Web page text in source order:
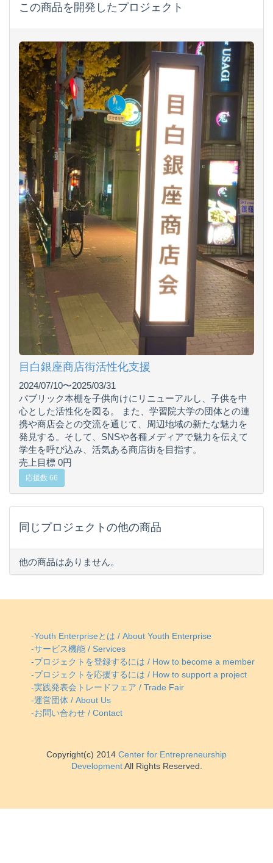
この商品を開発したプロジェクト
目白銀座商店街活性化支援
2024/07/10〜2025/03/31
パブリック本棚を子供向けにリニューアルし、子供を中
心とした活性化を図る。 また、学習院大学の団体との連
携や商店会との交流を通じて、周辺地域の新たな魅力を
発見する。そして、SNSや各種メディアで魅力を伝えて
学生を呼び込み、活気ある商店街を目指す。
売上目標 0円
応援数 66
同じプロジェクトの他の商品
他の商品はありません。
-Youth Enterpriseとは / About Youth Enterprise
-サービス機能 / Services
-プロジェクトを登録するには / How to become a member
-プロジェクトを応援するには / How to support a project
-実践発表会トレードフェア / Trade Fair
-運営団体 / About Us
-お問い合わせ / Contact
Copyright(c) 2014 Center for Entrepreneurship
DevelopmentAll Rights Reserved.